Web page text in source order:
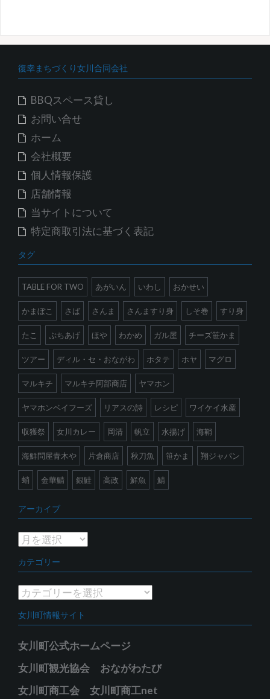
復幸まちづくり女川合同会社
BBQスペース貸し
お問い合せ
ホーム
会社概要
個人情報保護
店舗情報
当サイトについて
特定商取引法に基づく表記
タグ
TABLE FOR TWO あがいん いわし おかせい
かまぼこ さば さんま さんますり身 しそ巻 すり身
たこ ぷちあげ ほや わかめ ガル屋 チーズ笹かま
ツアー ディル・セ・おながわ ホタテ ホヤ マグロ
マルキチ マルキチ阿部商店 ヤマホン
ヤマホンベイフーズ リアスの詩 レシピ ワイケイ水産
収獲祭 女川カレー 岡清 帆立 水揚げ 海鞘
海鮮問屋青木や 片倉商店 秋刀魚 笹かま 翔ジャパン
蛸 金華鯖 銀鮭 高政 鮮魚 鯖
アーカイブ
ア
カ
イ
ブ
カテゴリー
カ
ゴ
リ
女川町情報サイト
女川町公式ホームページ
女川町観光協会 おながわたび
女川町商工会 女川町商工net